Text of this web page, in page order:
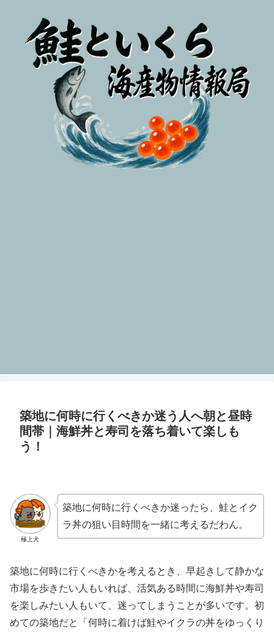
築地に何時に行くべきか迷う人へ朝と昼時
間帯｜海鮮丼と寿司を落ち着いて楽しも
う！
極上犬
築地に何時に行くべきか迷ったら、鮭とイク
ラ丼の狙い目時間を一緒に考えるだわん。
築地に何時に行くべきかを考えるとき、早起きして静かな
市場を歩きたい人もいれば、活気ある時間に海鮮丼や寿司
を楽しみたい人もいて、迷ってしまうことが多いです。初
めての築地だと「何時に着けば鮭やイクラの丼をゆっくり